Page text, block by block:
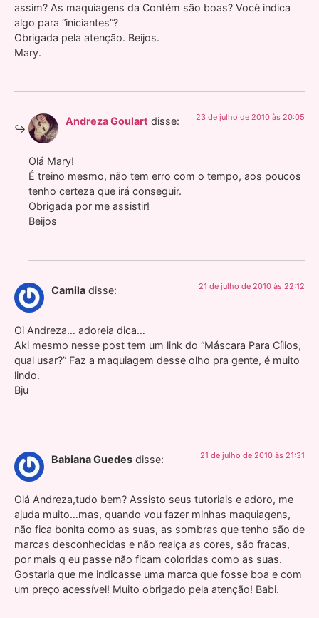
assim? As maquiagens da Contém são boas? Você indica
algo para “iniciantes”?
Obrigada pela atenção. Beijos.
Mary.
Andreza Goulart disse: 23 de julho de 2010 às 20:05
Olá Mary!
É treino mesmo, não tem erro com o tempo, aos poucos
tenho certeza que irá conseguir.
Obrigada por me assistir!
Beijos
Camila disse: 21 de julho de 2010 às 22:12
Oi Andreza… adoreia dica…
Aki mesmo nesse post tem um link do “Máscara Para Cílios,
qual usar?” Faz a maquiagem desse olho pra gente, é muito
lindo.
Bju
Babiana Guedes disse: 21 de julho de 2010 às 21:31
Olá Andreza,tudo bem? Assisto seus tutoriais e adoro, me
ajuda muito…mas, quando vou fazer minhas maquiagens,
não fica bonita como as suas, as sombras que tenho são de
marcas desconhecidas e não realça as cores, são fracas,
por mais q eu passe não ficam coloridas como as suas.
Gostaria que me indicasse uma marca que fosse boa e com
um preço acessível! Muito obrigado pela atenção! Babi.